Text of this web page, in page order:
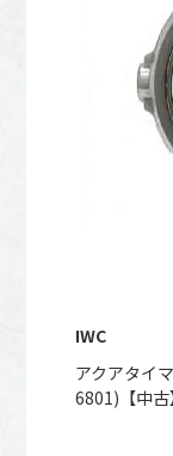
IWC
アクアタイ
6801)【中古